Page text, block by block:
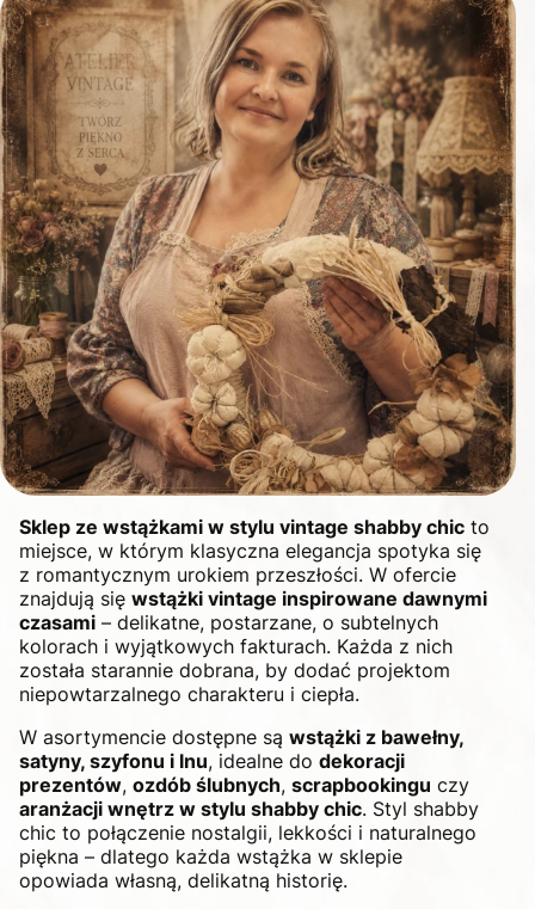
Sklep ze wstążkami w stylu vintage shabby chic to
miejsce, w którym klasyczna elegancja spotyka się
z romantycznym urokiem przeszłości. W ofercie
znajdują się wstążki vintage inspirowane dawnymi
czasami – delikatne, postarzane, o subtelnych
kolorach i wyjątkowych fakturach. Każda z nich
została starannie dobrana, by dodać projektom
niepowtarzalnego charakteru i ciepła.
W asortymencie dostępne są wstążki z bawełny,
satyny, szyfonu i lnu, idealne do dekoracji
prezentów, ozdób ślubnych, scrapbookingu czy
aranżacji wnętrz w stylu shabby chic. Styl shabby
chic to połączenie nostalgii, lekkości i naturalnego
piękna – dlatego każda wstążka w sklepie
opowiada własną, delikatną historię.